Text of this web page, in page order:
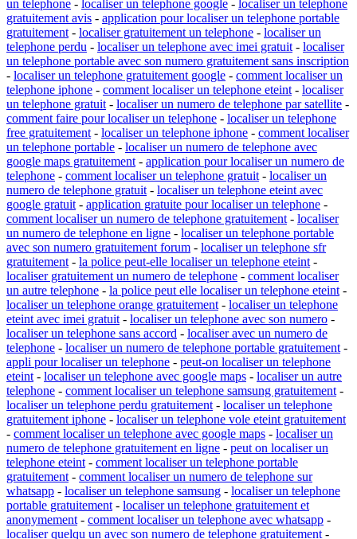
un telephone - localiser un telephone google - localiser un telephone
gratuitement avis - application pour localiser un telephone portable
gratuitement - localiser gratuitement un telephone - localiser un
telephone perdu - localiser un telephone avec imei gratuit - localiser
un telephone portable avec son numero gratuitement sans inscription
- localiser un telephone gratuitement google - comment localiser un
telephone iphone - comment localiser un telephone eteint - localiser
un telephone gratuit - localiser un numero de telephone par satellite -
comment faire pour localiser un telephone - localiser un telephone
free gratuitement - localiser un telephone iphone - comment localiser
un telephone portable - localiser un numero de telephone avec
google maps gratuitement - application pour localiser un numero de
telephone - comment localiser un telephone gratuit - localiser un
numero de telephone gratuit - localiser un telephone eteint avec
google gratuit - application gratuite pour localiser un telephone -
comment localiser un numero de telephone gratuitement - localiser
un numero de telephone en ligne - localiser un telephone portable
avec son numero gratuitement forum - localiser un telephone sfr
gratuitement - la police peut-elle localiser un telephone eteint -
localiser gratuitement un numero de telephone - comment localiser
un autre telephone - la police peut elle localiser un telephone eteint -
localiser un telephone orange gratuitement - localiser un telephone
eteint avec imei gratuit - localiser un telephone avec son numero -
localiser un telephone sans accord - localiser avec un numero de
telephone - localiser un numero de telephone portable gratuitement -
appli pour localiser un telephone - peut-on localiser un telephone
eteint - localiser un telephone avec google maps - localiser un autre
telephone - comment localiser un telephone samsung gratuitement -
localiser un telephone perdu gratuitement - localiser un telephone
gratuitement iphone - localiser un telephone vole eteint gratuitement
- comment localiser un telephone avec google maps - localiser un
numero de telephone gratuitement en ligne - peut on localiser un
telephone eteint - comment localiser un telephone portable
gratuitement - comment localiser un numero de telephone sur
whatsapp - localiser un telephone samsung - localiser un telephone
portable gratuitement - localiser un telephone gratuitement et
anonymement - comment localiser un telephone avec whatsapp -
localiser quelqu un avec son numero de telephone gratuitement -